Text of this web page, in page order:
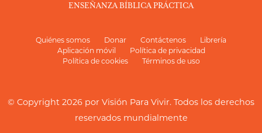
ENSEÑANZA BÍBLICA PRÁCTICA
Quiénes somos Donar Contáctenos
Librería
Aplicación móvil
Política de privacidad
Política de cookies
Términos de uso
© Copyright 2026 por Visión Para Vivir. Todos los derechos
reservados mundialmente